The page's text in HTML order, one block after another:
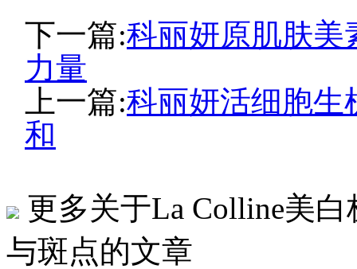
下一篇:科丽妍原肌肤美
力量
上一篇:科丽妍活细胞生
和
更多关于La Colline美
与斑点的文章